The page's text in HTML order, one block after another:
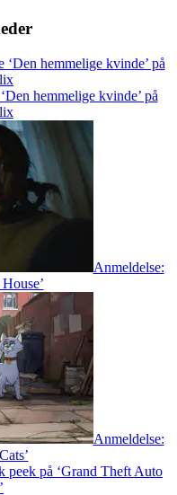
hemmelige kvinde’ på
Anmeldelse:
Anmeldelse: